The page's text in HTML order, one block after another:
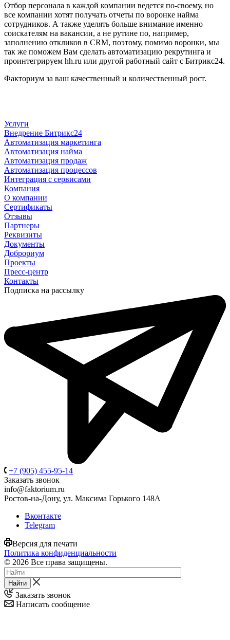
Отбор персонала в каждой компании ведется по-своему, но
все компании хотят получать отчеты по воронке найма
сотрудников. А также уделять больше внимание именно
соискателям на вакансии, а не рутине по, например,
заполнению откликов в CRM, поэтому, помимо воронки, мы
так же поможем Вам сделать автоматизацию рекрутинга и
проинтегрируем hh.ru или другой работный сайт с Битрикс24.
Факториум за ваш качественный и количественный рост.
Услуги
Внедрение Битрикс24
Автоматизация маркетинга
Автоматизация найма
Автоматизация продаж
Автоматизация процессов
Интеграция с сервисами
Компания
О компании
Сертификаты
Отзывы
Партнеры
Реквизиты
Документы
Доброриум
Проекты
Пресс-центр
Контакты
Подписка на рассылку
+7 (905) 455-95-14
Заказать звонок
info@faktorium.ru
Ростов-на-Дону, ул. Максима Горького 148А
Вконтакте
Telegram
Версия для печати
Политика конфиденциальности
© 2026 Все права защищены.
Найти
Заказать звонок
Написать сообщение